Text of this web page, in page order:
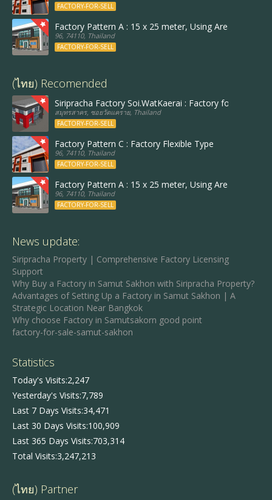
FACTORY-FOR-SELL
Factory Pattern A : 15 x 25 meter, Using Area : 455
96, 74110, Thailand
FACTORY-FOR-SELL
(ไทย) Recomended
Siripracha Factory Soi.WatKaerai : Factory follow Best
สมุทรสาคร, ซอยวัดแคราย, Thailand
FACTORY-FOR-SELL
Factory Pattern C : Factory Flexible Type
96, 74110, Thailand
FACTORY-FOR-SELL
Factory Pattern A : 15 x 25 meter, Using Area : 455
96, 74110, Thailand
FACTORY-FOR-SELL
News update:
Siripracha Property | Comprehensive Factory Licensing
Support
Why Buy a Factory in Samut Sakhon with Siripracha Property?
Advantages of Setting Up a Factory in Samut Sakhon | A
Strategic Location Near Bangkok
Why choose Factory in Samutsakorn good point
factory-for-sale-samut-sakhon
Statistics
Today's Visits:2,247
Yesterday's Visits:7,789
Last 7 Days Visits:34,471
Last 30 Days Visits:100,909
Last 365 Days Visits:703,314
Total Visits:3,247,213
(ไทย) Partner